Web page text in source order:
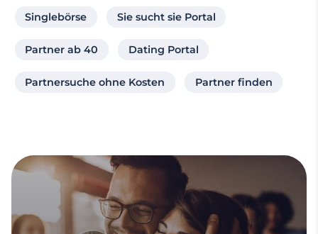
Singlebörse Sie sucht sie Portal
Partner ab 40 Dating Portal
Partnersuche ohne Kosten Partner finden